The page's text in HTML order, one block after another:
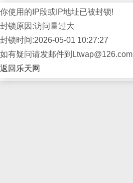
你使用的IP段或IP地址已被封锁!
封锁原因:访问量过大
封锁时间:2026-05-01 10:27:27
如有疑问请发邮件到Ltwap@126.com
返回乐天网